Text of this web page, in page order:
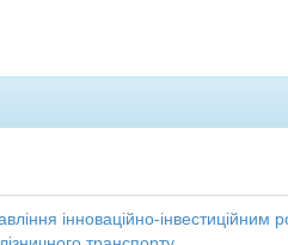
інноваційно-інвестиційним